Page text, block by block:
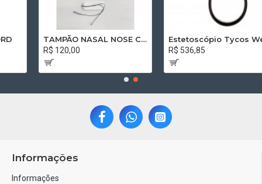
TAMPÃO NASAL NOSE CAP VOLMED 8,0 x 1,5 x 2,0 RETO SEM CÂNULA COM FIO
R$ 120,00
Estetoscópio Tycos Welch Allyn Professional Adulto Preto 5079-135
R$ 536,85
Informações
Informações